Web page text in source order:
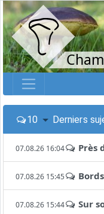
10 Derniers
07.08.26 16:04 Près
07.08.26 15:45
07.08.26 15:44 Sur